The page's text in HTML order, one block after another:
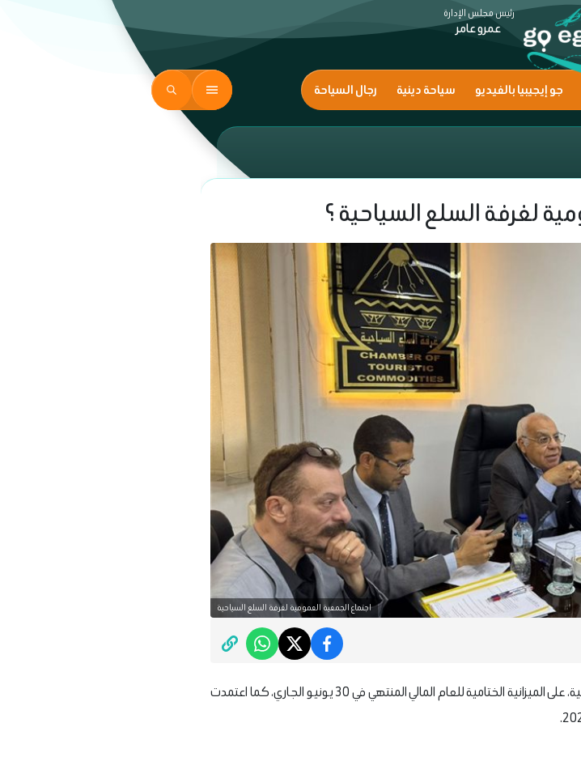
رئيس مجلس الإدارة
عمرو عامر
جو إيجيبيا بالفيديو سياحة دينية رجال السياحة
لغرفة السلع السياحية ؟
اجتماع الجمعية العمومية لغرفة السلع السياحية
وافقت الجمعية العمومية لغرفة محال السلع والعاديات السياحية، على الميزانية الختامية للعام المالي المنتهي في 30 يونيو الجاري، كما اعتمدت